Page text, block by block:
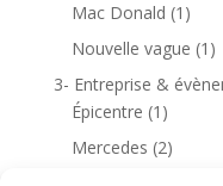
Mac Donald (1)
Nouvelle vague (1)
3- Entreprise &
Épicentre (1)
Mercedes (2)